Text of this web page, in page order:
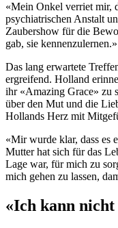
«Mein Onkel verriet mir,
psychiatrischen Anstalt
Zaubershow für die
gab, sie kennenzulernen.»
Das lang erwartete
ergreifend. Holland
ihr «Amazing Grace» zu
über den Mut und die
Hollands Herz mit
«Mir wurde klar, dass es
Mutter hat sich für das
Lage war, für mich zu
mich gehen zu lassen,
«Ich kann nicht